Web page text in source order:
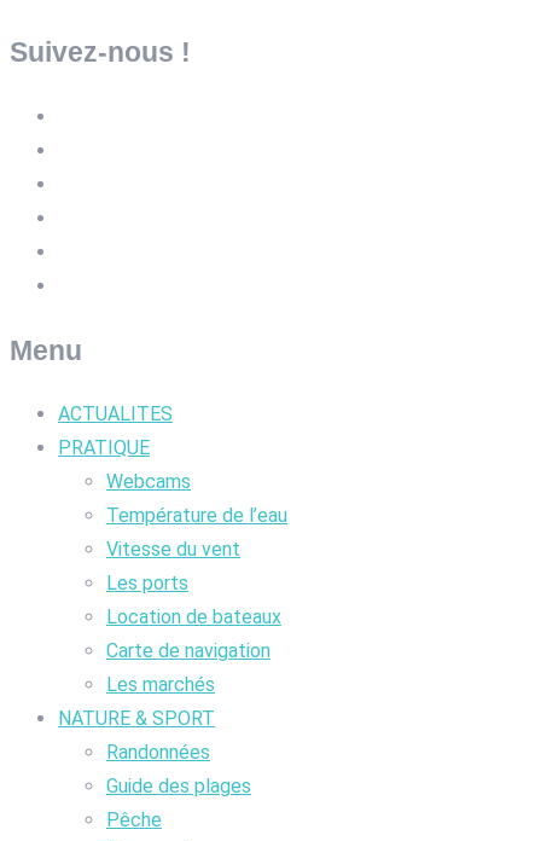
Suivez-nous !
Menu
ACTUALITES
PRATIQUE
Webcams
Température de l’eau
Vitesse du vent
Les ports
Location de bateaux
Carte de navigation
Les marchés
NATURE & SPORT
Randonnées
Guide des plages
Pêche